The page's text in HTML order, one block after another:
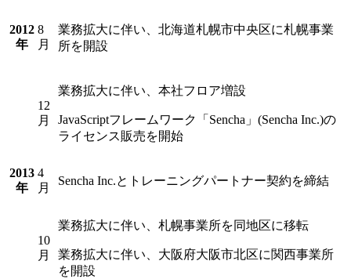
2012
年
8
月
業務拡大に伴い、北海道札幌市中央区に札幌事業
所を開設
12
月
業務拡大に伴い、本社フロア増設
JavaScriptフレームワーク「Sencha」(Sencha Inc.)の
ライセンス販売を開始
2013
年
4
月
Sencha Inc.とトレーニングパートナー契約を締結
10
月
業務拡大に伴い、札幌事業所を同地区に移転
業務拡大に伴い、大阪府大阪市北区に関西事業所
を開設